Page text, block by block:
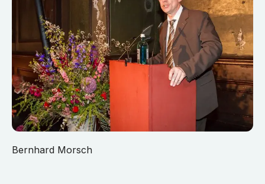
Bernhard Morsch